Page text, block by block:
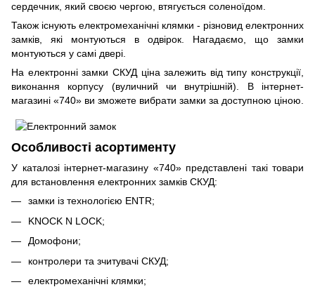
сердечник, який своєю чергою, втягується соленоїдом.
Також існують електромеханічні клямки - різновид електронних
замків, які монтуються в одвірок. Нагадаємо, що замки
монтуються у самі двері.
На електронні замки СКУД ціна залежить від типу конструкції,
виконання корпусу (вуличний чи внутрішній). В інтернет-
магазині «740» ви зможете вибрати замки за доступною ціною.
Особливості асортименту
У каталозі інтернет-магазину «740» представлені такі товари
для встановлення електронних замків СКУД:
замки із технологією ENTR;
KNOCK N LOCK;
Домофони;
контролери та зчитувачі СКУД;
електромеханічні клямки;